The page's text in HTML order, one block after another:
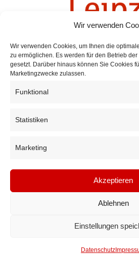
Wir verwenden
Wir verwenden Cookies, um Ihnen die
zu ermöglichen. Es werden für den Betrieb
gesetzt. Darüber hinaus können Sie Cookies
Marketingzwecke zulassen.
Funktional
Statistiken
Marketing
Akzeptieren
Ablehnen
Einstellungen
Datenschutz